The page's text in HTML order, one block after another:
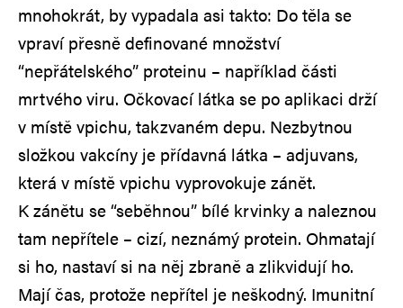
mnohokrát, by vypadala asi takto: Do těla se
vpraví přesně definované množství
“nepřátelského” proteinu – například části
mrtvého viru. Očkovací látka se po aplikaci drží
v místě vpichu, takzvaném depu. Nezbytnou
složkou vakcíny je přídavná látka – adjuvans,
která v místě vpichu vyprovokuje zánět.
K zánětu se “seběhnou” bílé krvinky a naleznou
tam nepřítele – cizí, neznámý protein. Ohmatají
si ho, nastaví si na něj zbraně a zlikvidují ho.
Mají čas, protože nepřítel je neškodný. Imunitní